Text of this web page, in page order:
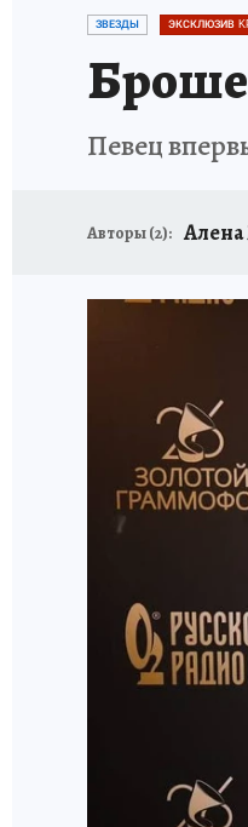
ЗВЕЗДЫ ЭКСКЛЮЗИВ
Певец
Авторы (2):